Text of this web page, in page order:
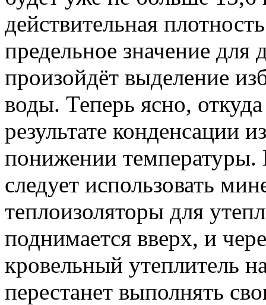
действительная
предельное значение для
произойдёт выделение
воды. Теперь ясно, откуда
результате конденсации
понижении
следует использовать
теплоизоляторы для
поднимается вверх, и
кровельный утеплитель
перестанет выполнять